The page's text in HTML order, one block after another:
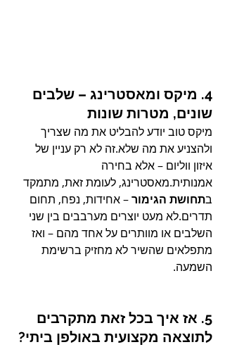
4. מיקס ומאסטרינג – שלבים
שונים, מטרות שונות
מיקס טוב יודע להבליט את מה שצריך
ולהצניע את מה שלא.זה לא רק עניין של
איזון ווליום – אלא בחירה
אמנותית.מאסטרינג, לעומת זאת, מתמקד
בתחושת הגימור – אחידות, נפח, תחום
תדרים.לא מעט יוצרים מערבבים בין שני
השלבים או מוותרים על אחד מהם – ואז
מתפלאים שהשיר לא מחזיק ברשימת
השמעה.
5. אז איך בכל זאת מתקרבים
לתוצאה מקצועית באולפן ביתי?